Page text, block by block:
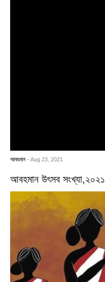
আবহমান - Aug 23, 2021
আবহমান উৎসব সংখ্যা,২০২১